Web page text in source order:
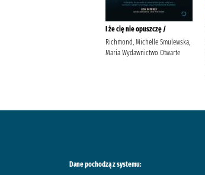
I że cię nie opuszczę /
Richmond, Michelle Smulewska,
Maria Wydawnictwo Otwarte
Dane pochodzą z systemu: